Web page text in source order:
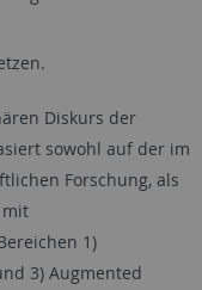
Diskurs der
sowohl auf der im
Forschung, als
1)
3) Augmented